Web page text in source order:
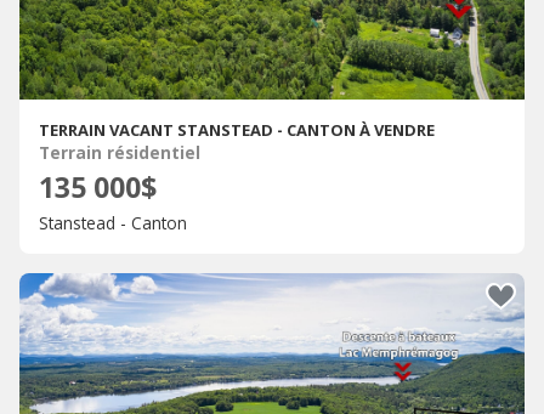
TERRAIN VACANT STANSTEAD - CANTON À VENDRE
Terrain résidentiel
135 000$
Stanstead - Canton